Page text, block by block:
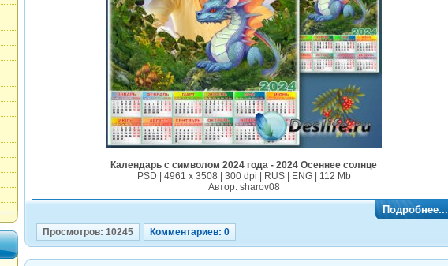
Календарь с символом 2024 года - 2024 Осеннее солнце
PSD | 4961 х 3508 | 300 dpi | RUS | ENG | 112 Mb
Автор: sharov08
Подробнее...
Просмотров: 10245 Комментариев: 0